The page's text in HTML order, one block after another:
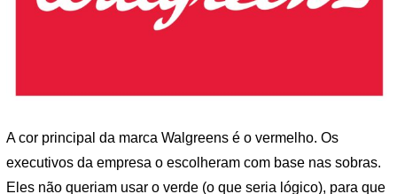
A cor principal da marca Walgreens é o vermelho. Os
executivos da empresa o escolheram com base nas sobras.
Eles não queriam usar o verde (o que seria lógico), para que